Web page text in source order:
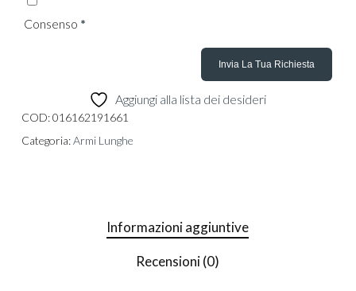
Consenso *
Aggiungi alla lista dei desideri
COD:016162191661
Categoria:Armi Lunghe
Informazioni aggiuntive
Recensioni (0)